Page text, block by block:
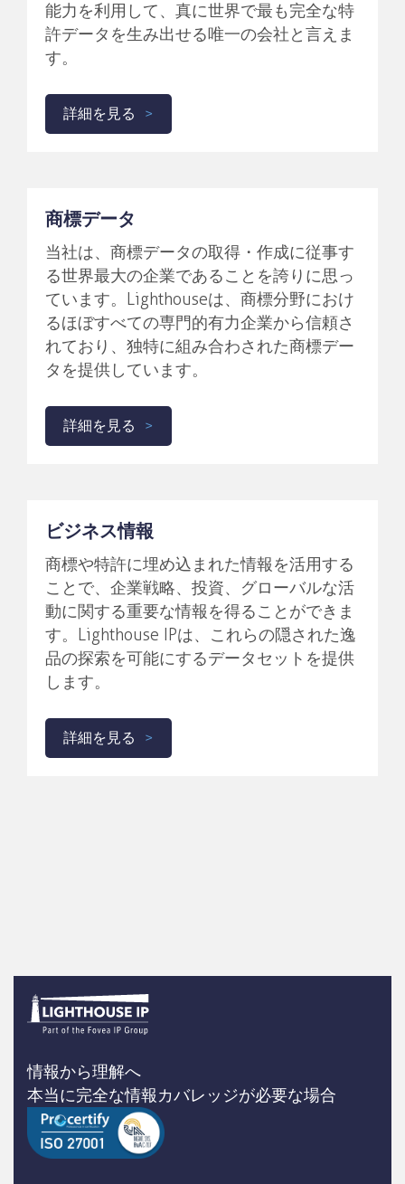
能力を利用して、真に世界で最も完全な特
許データを生み出せる唯一の会社と言えま
す。
詳細を見る
商標データ
当社は、商標データの取得・作成に従事す
る世界最大の企業であることを誇りに思っ
ています。Lighthouseは、商標分野におけ
るほぼすべての専門的有力企業から信頼さ
れており、独特に組み合わされた商標デー
タを提供しています。
詳細を見る
ビジネス情報
商標や特許に埋め込まれた情報を活用する
ことで、企業戦略、投資、グローバルな活
動に関する重要な情報を得ることができま
す。Lighthouse IPは、これらの隠された逸
品の探索を可能にするデータセットを提供
します。
詳細を見る
情報から理解へ
本当に完全な情報カバレッジが必要な場合